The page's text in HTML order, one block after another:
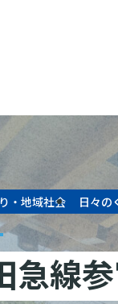
・地域社会 日々の
急線